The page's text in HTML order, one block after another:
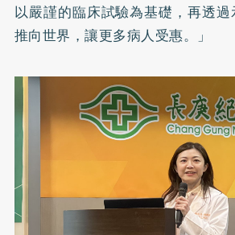
以嚴謹的臨床試驗為基礎，再透
推向世界，讓更多病人受惠。」